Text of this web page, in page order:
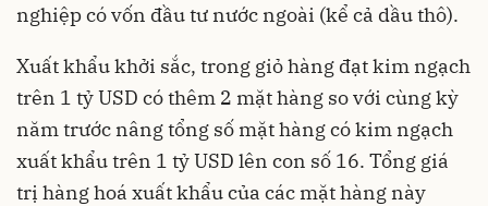
nghiệp có vốn đầu tư nước ngoài (kể cả dầu thô).
Xuất khẩu khởi sắc, trong giỏ hàng đạt kim ngạch
trên 1 tỷ USD có thêm 2 mặt hàng so với cùng kỳ
năm trước nâng tổng số mặt hàng có kim ngạch
xuất khẩu trên 1 tỷ USD lên con số 16. Tổng giá
trị hàng hoá xuất khẩu của các mặt hàng này